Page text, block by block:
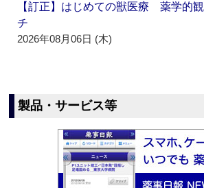
【訂正】はじめての獣医療 薬学的
チ
2026年08月06日 (木)
製品・サービス等